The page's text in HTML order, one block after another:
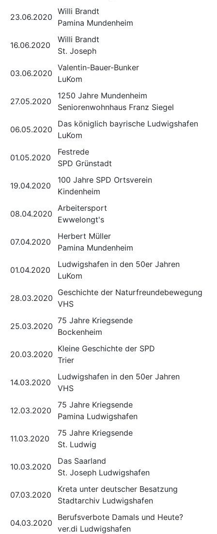
23.06.2020
Willi Brandt
Pamina Mundenheim
16.06.2020
Willi Brandt
St. Joseph
03.06.2020
Valentin-Bauer-Bunker
LuKom
27.05.2020
1250 Jahre Mundenheim
Seniorenwohnhaus Franz Siegel
06.05.2020
Das königlich bayrische Ludwigshafen
LuKom
01.05.2020
Festrede
SPD Grünstadt
19.04.2020
100 Jahre SPD Ortsverein
Kindenheim
08.04.2020
Arbeitersport
Ewwelongt's
07.04.2020
Herbert Müller
Pamina Mundenheim
01.04.2020
Ludwigshafen in den 50er Jahren
LuKom
28.03.2020
Geschichte der Naturfreundebewegung
VHS
25.03.2020
75 Jahre Kriegsende
Bockenheim
20.03.2020
Kleine Geschichte der SPD
Trier
14.03.2020
Ludwigshafen in den 50er Jahren
VHS
12.03.2020
75 Jahre Kriegsende
Pamina Ludwigshafen
11.03.2020
75 Jahre Kriegsende
St. Ludwig
10.03.2020
Das Saarland
St. Joseph Ludwigshafen
07.03.2020
Kreta unter deutscher Besatzung
Stadtarchiv Ludwigshafen
04.03.2020
Berufsverbote Damals und Heute?
ver.di Ludwigshafen